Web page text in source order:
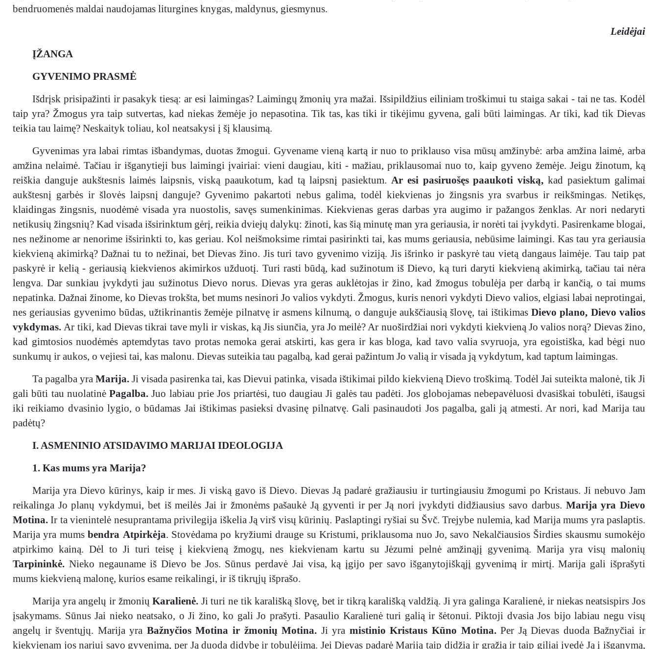
bendruomenės maldai naudojamas liturgines knygas, maldynus, giesmynus.
Leidėjai
ĮŽANGA
GYVENIMO PRASMĖ
Išdrįsk prisipažinti ir pasakyk tiesą: ar esi laimingas? Laimingų žmonių yra mažai. Išsipildžius eiliniam troškimui tu staiga sakai - tai ne tas. Kodėl
taip yra? Žmogus yra taip sutvertas, kad niekas žemėje jo nepasotina. Tik tas, kas tiki ir tikėjimu gyvena, gali būti laimingas. Ar tiki, kad tik Dievas
teikia tau laimę? Neskaityk toliau, kol neatsakysi į šį klausimą.
Gyvenimas yra labai rimtas išbandymas, duotas žmogui. Gyvename vieną kartą ir nuo to priklauso visa mūsų amžinybė: arba amžina laimė, arba
amžina nelaimė. Tačiau ir išganytieji bus laimingi įvairiai: vieni daugiau, kiti - mažiau, priklausomai nuo to, kaip gyveno žemėje. Jeigu žinotum, ką
reiškia danguje aukštesnis laimės laipsnis, viską paaukotum, kad tą laipsnį pasiektum. Ar esi pasiruošęs paaukoti viską,kad pasiektum galimai
aukštesnį garbės ir šlovės laipsnį danguje? Gyvenimo pakartoti nebus galima, todėl kiekvienas jo žingsnis yra svarbus ir reikšmingas. Netikęs,
klaidingas žingsnis, nuodėmė visada yra nuostolis, savęs sumenkinimas. Kiekvienas geras darbas yra augimo ir pažangos ženklas. Ar nori nedaryti
netikusių žingsnių? Kad visada išsirinktum gėrį, reikia dviejų dalykų: žinoti, kas šią minutę man yra geriausia, ir norėti tai įvykdyti. Pasirenkame blogai,
nes nežinome ar nenorime išsirinkti to, kas geriau. Kol neišmoksime rimtai pasirinkti tai, kas mums geriausia, nebūsime laimingi. Kas tau yra geriausia
kiekvieną akimirką? Dažnai tu to nežinai, bet Dievas žino. Jis turi tavo gyvenimo viziją. Jis išrinko ir paskyrė tau vietą dangaus laimėje. Tau taip pat
paskyrė ir kelią - geriausią kiekvienos akimirkos užduotį. Turi rasti būdą, kad sužinotum iš Dievo, ką turi daryti kiekvieną akimirką, tačiau tai nėra
lengva. Dar sunkiau įvykdyti jau sužinotus Dievo norus. Dievas yra geras auklėtojas ir žino, kad žmogus tobulėja per darbą ir kančią, o tai mums
nepatinka. Dažnai žinome, ko Dievas trokšta, bet mums nesinori Jo valios vykdyti. Žmogus, kuris nenori vykdyti Dievo valios, elgiasi labai neprotingai,
nes geriausias gyvenimo būdas, užtikrinantis žemėje pilnatvę ir asmens kilnumą, o danguje aukščiausią šlovę, tai ištikimasDievo plano, Dievo valios
vykdymas. Ar tiki, kad Dievas tikrai tave myli ir viskas, ką Jis siunčia, yra Jo meilė? Ar nuoširdžiai nori vykdyti kiekvieną Jo valios norą? Dievas žino,
kad gimtosios nuodėmės aptemdytas tavo protas nemoka gerai atskirti, kas gera ir kas bloga, kad tavo valia svyruoja, yra egoistiška, kad bėgi nuo
sunkumų ir aukos, o vejiesi tai, kas malonu. Dievas suteikia tau pagalbą, kad gerai pažintum Jo valią ir visada ją vykdytum, kad taptum laimingas.
Ta pagalba yraMarija.Ji visada pasirenka tai, kas Dievui patinka, visada ištikimai pildo kiekvieną Dievo troškimą. Todėl Jai suteikta malonė, tik Ji
gali būti tau nuolatinėPagalba.Juo labiau prie Jos priartėsi, tuo daugiau Ji galės tau padėti. Jos globojamas nebepavėluosi dvasiškai tobulėti, išaugsi
iki reikiamo dvasinio lygio, o būdamas Jai ištikimas pasieksi dvasinę pilnatvę. Gali pasinaudoti Jos pagalba, gali ją atmesti. Ar nori, kad Marija tau
padėtų?
I. ASMENINIO ATSIDAVIMO MARIJAI IDEOLOGIJA
1. Kas mums yra Marija?
Marija yra Dievo kūrinys, kaip ir mes. Ji viską gavo iš Dievo. Dievas Ją padarė gražiausiu ir turtingiausiu žmogumi po Kristaus. Ji nebuvo Jam
reikalinga Jo planų vykdymui, bet iš meilės Jai ir žmonėms pašaukė Ją gyventi ir per Ją nori įvykdyti didžiausius savo darbus. Marija yra Dievo
Motina. Ir ta vienintelė nesuprantama privilegija iškelia Ją virš visų kūrinių. Paslaptingi ryšiai su Švč. Trejybe nulemia, kad Marija mums yra paslaptis.
Marija yra mumsbendra Atpirkėja. Stovėdama po kryžiumi drauge su Kristumi, priklausoma nuo Jo, savo Nekalčiausios Širdies skausmu sumokėjo
atpirkimo kainą. Dėl to Ji turi teisę į kiekvieną žmogų, nes kiekvienam kartu su Jėzumi pelnė amžinąjį gyvenimą. Marija yra visų malonių
Tarpininkė. Nieko negauname iš Dievo be Jos. Sūnus perdavė Jai visa, ką įgijo per savo išganytojiškąjį gyvenimą ir mirtį. Marija gali išprašyti
mums kiekvieną malonę, kurios esame reikalingi, ir iš tikrųjų išprašo.
Marija yra angelų ir žmoniųKaralienė. Ji turi ne tik karališką šlovę, bet ir tikrą karališką valdžią. Ji yra galinga Karalienė, ir niekas neatsispirs Jos
įsakymams. Sūnus Jai nieko neatsako, o Ji žino, ko gali Jo prašyti. Pasaulio Karalienė turi galią ir šėtonui. Piktoji dvasia Jos bijo labiau negu visų
angelų ir šventųjų. Marija yra Bažnyčios Motina ir žmonių Motina. Ji yra mistinio Kristaus Kūno Motina.Per Ją Dievas duoda Bažnyčiai ir
kiekvienam jos nariui savo gyvenimą, per Ją duoda didybę ir tobulėjimą. Jei Dievas padarė Mariją taip didžią ir gražią ir taip giliai įvedė Ją į išganymą,